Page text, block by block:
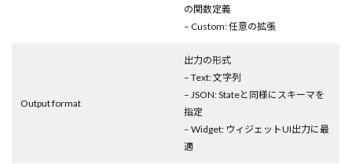
の関数定義
– Custom: 任意の拡張
Output format
出力の形式
– Text: 文字列
– JSON: Stateと同様にスキーマを
指定
– Widget: ウィジェットUI出力に最
適